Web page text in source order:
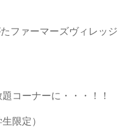
ファーマーズヴィレッジ
コーナーに・・・！！
限定）